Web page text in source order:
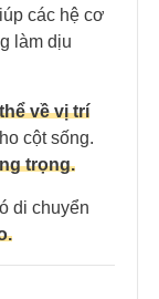
các hệ cơ
làm dịu
về vị trí
cột sống.
trọng.
di chuyển